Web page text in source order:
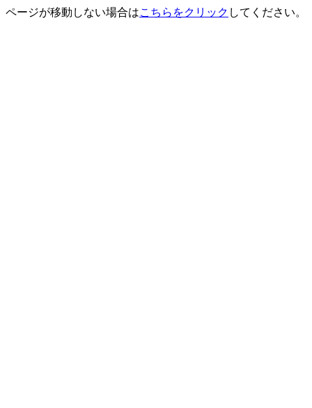
ページが移動しない場合はこちらをクリック してください。